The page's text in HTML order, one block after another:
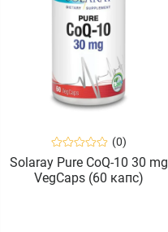
(0)
Solaray Pure CoQ-10 30 mg
VegCaps (60 капс)